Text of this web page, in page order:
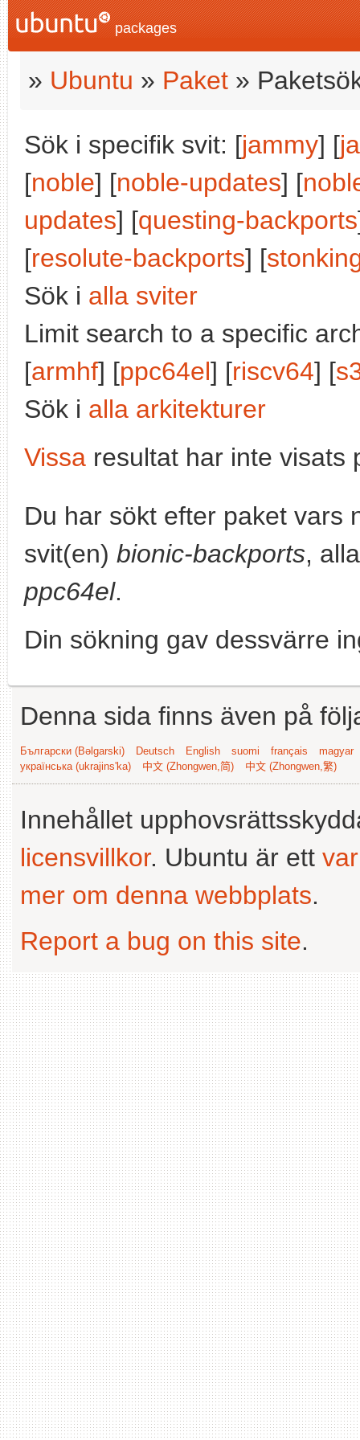
packages
» Ubuntu » Paket »
Sök i specifik svit: [jammy] [
[noble] [noble-updates] [
updates] [questing-backports
[resolute-backports] [
Sök i alla sviter
Limit search to a specific
[armhf] [ppc64el] [riscv64] [
Sök i alla arkitekturer
Vissa resultat har inte visats
Du har sökt efter paket vars
svit(en) bionic-backports,
ppc64el.
Din sökning gav dessvärre
Denna sida finns även på
Български (Bəlgarski) Deutsch English suomi français
magyar
українська (ukrajins'ka)
中文 (Zhongwen,简) 中文 (Zhongwen,繁)
Innehållet
licensvillkor. Ubuntu är ett
mer om denna webbplats.
Report a bug on this site.